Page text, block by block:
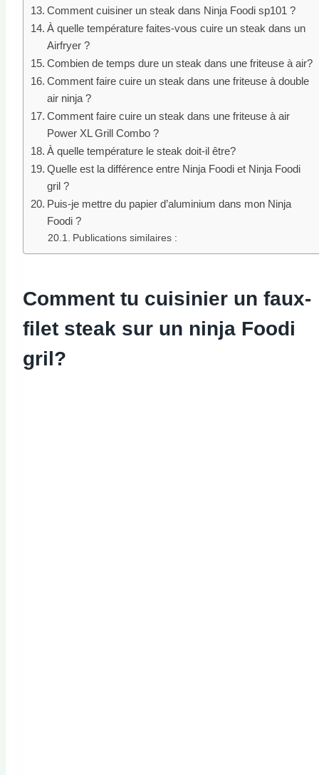
Comment cuisiner un steak dans Ninja Foodi sp101 ?
À quelle température faites-vous cuire un steak dans un
Airfryer ?
Combien de temps dure un steak dans une friteuse à air?
Comment faire cuire un steak dans une friteuse à double
air ninja ?
Comment faire cuire un steak dans une friteuse à air
Power XL Grill Combo ?
À quelle température le steak doit-il être?
Quelle est la différence entre Ninja Foodi et Ninja Foodi
gril ?
Puis-je mettre du papier d’aluminium dans mon Ninja
Foodi ?
Publications similaires :
Comment tu cuisinier un faux-
filet steak sur un ninja Foodi
gril?